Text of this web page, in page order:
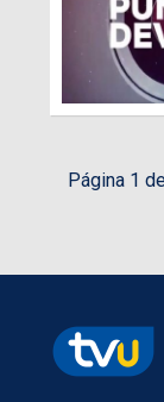
Página 1